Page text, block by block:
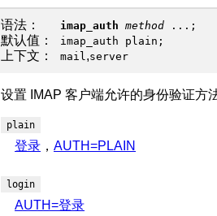
语法： imap_auth method ...;
默认值： imap_auth plain;
上下文： mail ,server
设置 IMAP 客户端允许的身份验证方
plain
登录 ， AUTH=PLAIN
login
AUTH=登录